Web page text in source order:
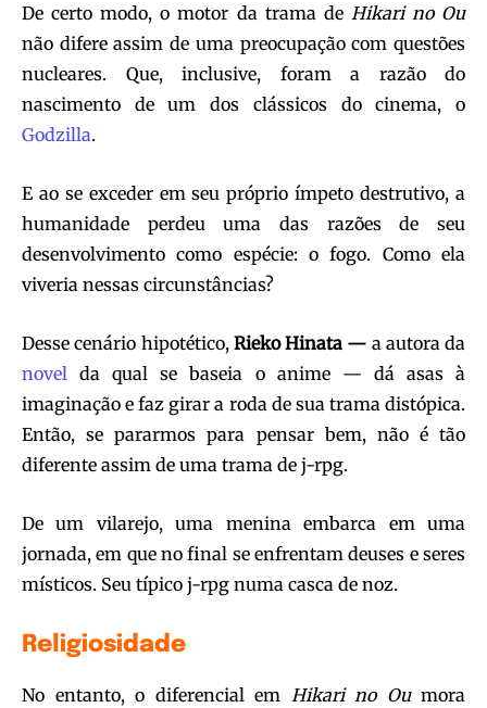
De certo modo, o motor da trama de Hikari no Ou
não difere assim de uma preocupação com questões
nucleares. Que, inclusive, foram a razão do
nascimento de um dos clássicos do cinema, o
Godzilla.
E ao se exceder em seu próprio ímpeto destrutivo, a
humanidade perdeu uma das razões de seu
desenvolvimento como espécie: o fogo. Como ela
viveria nessas circunstâncias?
Desse cenário hipotético, Rieko Hinata — a autora da
novel da qual se baseia o anime — dá asas à
imaginação e faz girar a roda de sua trama distópica.
Então, se pararmos para pensar bem, não é tão
diferente assim de uma trama de j-rpg.
De um vilarejo, uma menina embarca em uma
jornada, em que no final se enfrentam deuses e seres
místicos. Seu típico j-rpg numa casca de noz.
Religiosidade
No entanto, o diferencial em Hikari no Ou mora